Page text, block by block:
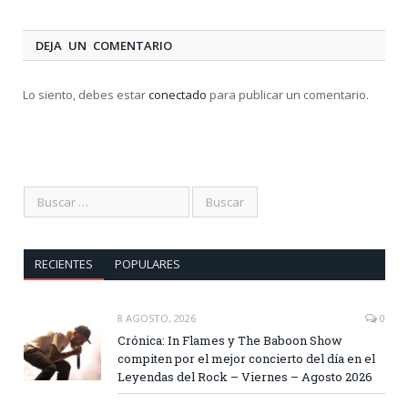
DEJA UN COMENTARIO
Lo siento, debes estarconectado para publicar un comentario.
RECIENTES POPULARES
8 AGOSTO, 2026 0
Crónica: In Flames y The Baboon Show
compiten por el mejor concierto del día en el
Leyendas del Rock – Viernes – Agosto 2026